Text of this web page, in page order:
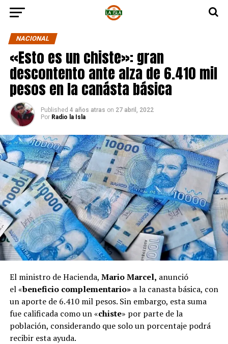
NACIONAL
«Esto es un chiste»: gran
descontento ante alza de 6.410 mil
pesos en la canásta básica
Published 4 años atras on 27 abril, 2022
Por Radio la Isla
El ministro de Hacienda, Mario Marcel, anunció
el «beneficio complementario»a la canasta básica, con
un aporte de 6.410 mil pesos. Sin embargo, esta suma
fue calificada como un «chiste» por parte de la
población, considerando que solo un porcentaje podrá
recibir esta ayuda.